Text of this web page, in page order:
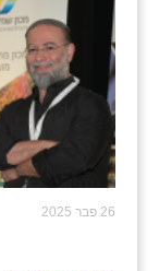
26 פבר 2025